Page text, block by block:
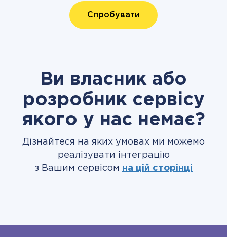
Спробувати
Ви власник або
розробник сервісу
якого у нас немає?
Дізнайтеся на яких умовах ми можемо
реалізувати інтеграцію
з Вашим сервісом на цій сторінці